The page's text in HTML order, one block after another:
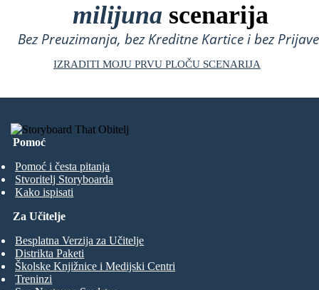
milijuna scenarija
Bez Preuzimanja, bez Kreditne Kartice i bez
IZRADITI MOJU PRVU PLOČU SCENARIJA
Pomoć
Pomoć i česta pitanja
Stvoritelj Storyboarda
Kako ispisati
Za Učitelje
Besplatna Verzija za Učitelje
Distrikta Paketi
Školske Knjižnice i Medijski Centri
Treninzi